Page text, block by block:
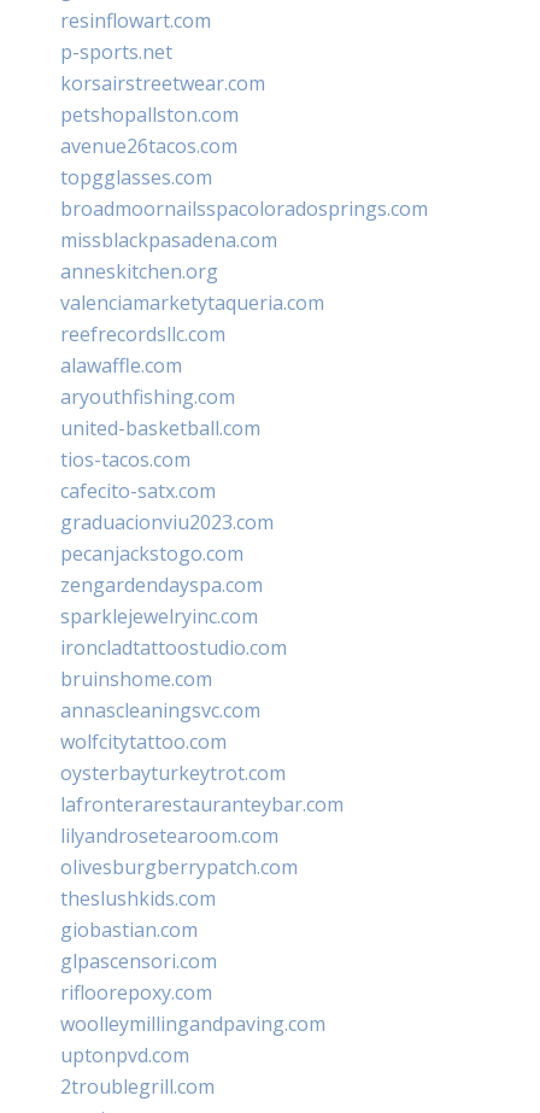
resinflowart.com
p-sports.net
korsairstreetwear.com
petshopallston.com
avenue26tacos.com
topgglasses.com
broadmoornailsspacoloradosprings.com
missblackpasadena.com
anneskitchen.org
valenciamarketytaqueria.com
reefrecordsllc.com
alawaffle.com
aryouthfishing.com
united-basketball.com
tios-tacos.com
cafecito-satx.com
graduacionviu2023.com
pecanjackstogo.com
zengardendayspa.com
sparklejewelryinc.com
ironcladtattoostudio.com
bruinshome.com
annascleaningsvc.com
wolfcitytattoo.com
oysterbayturkeytrot.com
lafronterarestauranteybar.com
lilyandrosetearoom.com
olivesburgberrypatch.com
theslushkids.com
giobastian.com
glpascensori.com
rifloorepoxy.com
woolleymillingandpaving.com
uptonpvd.com
2troublegrill.com